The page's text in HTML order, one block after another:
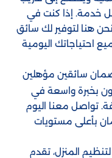
خدمة. إذا كنت في
هنا لتوفير لك سائق
احتياجاتك اليومية
سائقين مؤهلين
بخبرة واسعة في
تواصل معنا اليوم
بأعلى مستويات
المنزل، تقدم